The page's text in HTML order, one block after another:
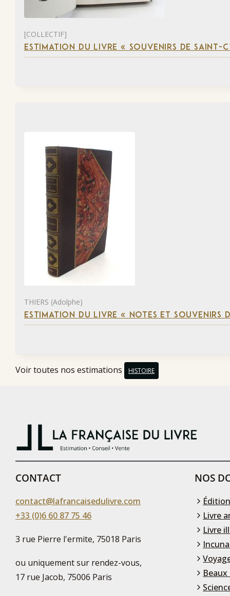
[COLLECTIF]
ESTIMATION DU LIVRE « SOUVENIRS DE SAINT-
THIERS (Adolphe)
ESTIMATION DU LIVRE « NOTES ET SOUVENIRS
Voir toutes nos estimations HISTOIRE
CONTACT
contact@lafrancaisedulivre.com
+33 (0)6 60 87 75 46
3 rue Pierre l'ermite, 75018 Paris
ou uniquement sur rendez-vous,
17 rue Jacob, 75006 Paris
NOS
Livre
Livre